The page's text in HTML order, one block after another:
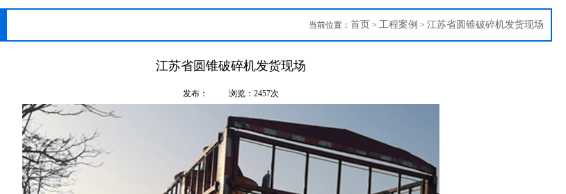
当前位置： 首页 > 工程案例 > 江苏省圆锥破碎机发货现场
江苏省圆锥破碎机发货现场
发布： 浏览： 2457次